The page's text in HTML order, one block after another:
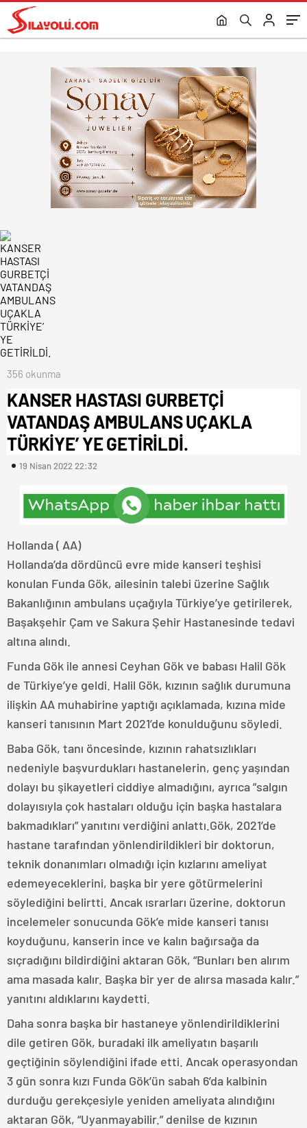
GETİRİLDİ.
356 okunma
KANSER HASTASI GURBETÇİ
VATANDAŞ AMBULANS UÇAKLA
TÜRKİYE’ YE GETİRİLDİ.
19 Nisan 2022 22:32
Hollanda ( AA)
Hollanda’da dördüncü evre mide kanseri teşhisi
konulan Funda Gök, ailesinin talebi üzerine Sağlık
Bakanlığının ambulans uçağıyla Türkiye’ye getirilerek,
Başakşehir Çam ve Sakura Şehir Hastanesinde tedavi
altına alındı.
Funda Gök ile annesi Ceyhan Gök ve babası Halil Gök
de Türkiye’ye geldi. Halil Gök, kızının sağlık durumuna
ilişkin AA muhabirine yaptığı açıklamada, kızına mide
kanseri tanısının Mart 2021’de konulduğunu söyledi.
Baba Gök, tanı öncesinde, kızının rahatsızlıkları
nedeniyle başvurdukları hastanelerin, genç yaşından
dolayı bu şikayetleri ciddiye almadığını, ayrıca ”salgın
dolayısıyla çok hastaları olduğu için başka hastalara
bakmadıkları” yanıtını verdiğini anlattı.Gök, 2021’de
hastane tarafından yönlendirildikleri bir doktorun,
teknik donanımları olmadığı için kızlarını ameliyat
edemeyeceklerini, başka bir yere götürmelerini
söylediğini belirtti. Ancak ısrarları üzerine, doktorun
incelemeler sonucunda Gök’e mide kanseri tanısı
koyduğunu, kanserin ince ve kalın bağırsağa da
sıçradığını bildirdiğini aktaran Gök, “Bunları ben alırım
ama masada kalır. Başka bir yer de alırsa masada kalır.”
yanıtını aldıklarını kaydetti.
Daha sonra başka bir hastaneye yönlendirildiklerini
dile getiren Gök, buradaki ilk ameliyatın başarılı
geçtiğinin söylendiğini ifade etti. Ancak operasyondan
3 gün sonra kızı Funda Gök’ün sabah 6’da kalbinin
durduğu gerekçesiyle yeniden ameliyata alındığını
aktaran Gök, “Uyanmayabilir.” denilse de kızının